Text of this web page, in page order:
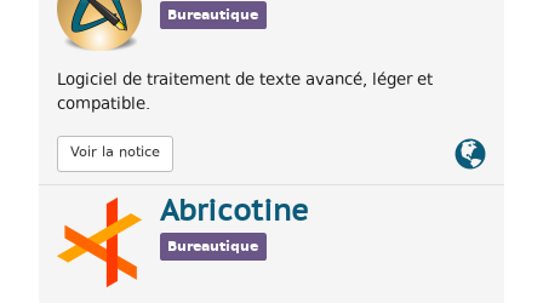
Bureautique
Logiciel de traitement de texte avancé, léger et
compatible.
Voir la notice
Lien
Abricotine
Bureautique